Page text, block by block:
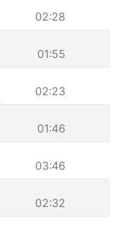
02:28
01:55
02:23
01:46
03:46
02:32